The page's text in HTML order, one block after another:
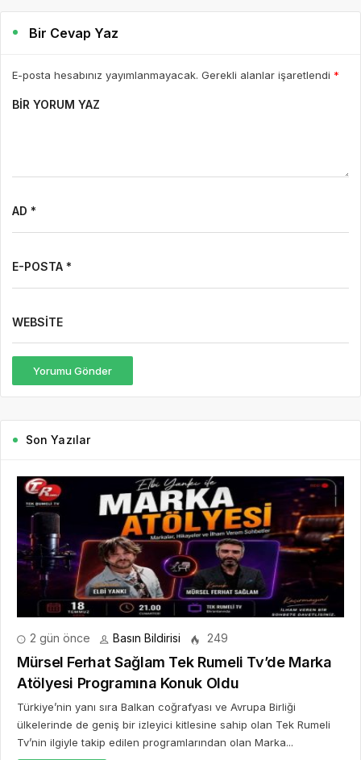
Bir Cevap Yaz
E-posta hesabınız yayımlanmayacak. Gerekli alanlar işaretlendi *
BIR YORUM YAZ
AD *
E-POSTA *
WEBSITE
Yorumu Gönder
Son Yazılar
2 gün önce Basın Bildirisi 249
Mürsel Ferhat Sağlam Tek Rumeli Tv’de Marka
Atölyesi Programına Konuk Oldu
Türkiye’nin yanı sıra Balkan coğrafyası ve Avrupa Birliği
ülkelerinde de geniş bir izleyici kitlesine sahip olan Tek Rumeli
Tv’nin ilgiyle takip edilen programlarından olan Marka...